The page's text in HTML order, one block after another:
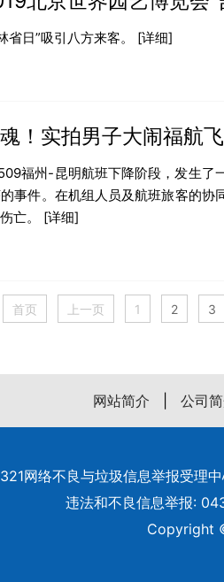
省日”吸引八方来客。 [详细]
！实拍男子大闹福航
福州-昆明航班下降阶段，发生了
事件。在机组人员及航班旅客的
亡。 [详细]
首页 上一页 1 2 3